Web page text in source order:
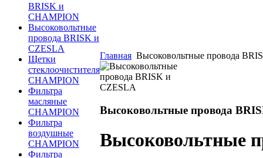
BRISK и
CHAMPION
Высоковольтные
провода BRISK и
СZESLA
Щетки
стеклоочистителя
CHAMPION
Фильтра
масляные
CHAMPION
Фильтра
воздушные
CHAMPION
Фильтра
Главная Высоковольтные провода
Высоковольтные провода
Высоковольтные